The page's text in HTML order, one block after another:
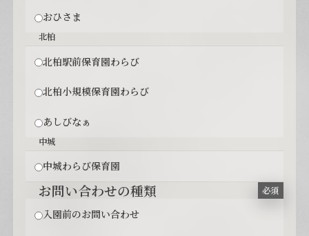
おひさま
北柏
北柏駅前保育園わらび
北柏小規模保育園わらび
あしびなぁ
中城
中城わらび保育園
お問い合わせの種類 必須
入園前のお問い合わせ